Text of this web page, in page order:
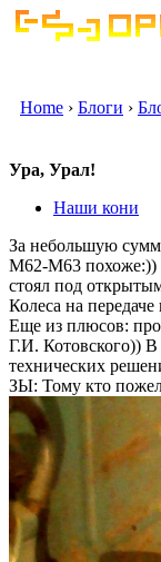
Home › Блоги ›
Ура, Урал!
Наши кони
За небольшую
М62-М63 похоже:))
стоял под
Колеса на
Еще из плюсов:
Г.И. Котовского)) В
технических
ЗЫ: Тому кто